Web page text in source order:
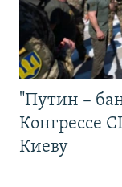
"Путин –
Конгрессе
Киеву